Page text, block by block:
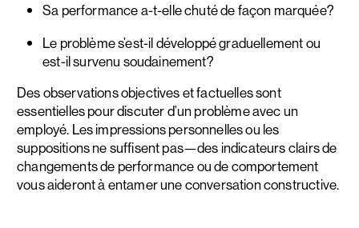
Sa performance a-t-elle chuté de façon marquée?
Le problème s’est-il développé graduellement ou
est-il survenu soudainement?
Des observations objectives et factuelles sont
essentielles pour discuter d’un problème avec un
employé. Les impressions personnelles ou les
suppositions ne suffisent pas—des indicateurs clairs de
changements de performance ou de comportement
vous aideront à entamer une conversation constructive.